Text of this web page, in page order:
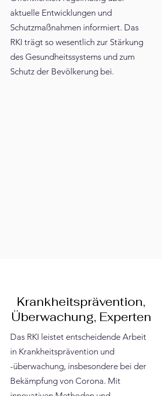
aktuelle Entwicklungen und
Schutzmaßnahmen informiert. Das
RKI trägt so wesentlich zur Stärkung
des Gesundheitssystems und zum
Schutz der Bevölkerung bei.
Krankheitsprävention,
Überwachung, Experten
Das RKI leistet entscheidende Arbeit
in Krankheitsprävention und
-überwachung, insbesondere bei der
Bekämpfung von Corona. Mit